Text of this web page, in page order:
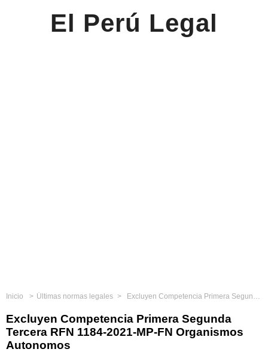
El Perú Legal
Inicio Últimas normas legales Excluyen Competencia Primera Segunda Tercera RFN 1184-2021-MP-FN Organismos Autonomos
Excluyen Competencia Primera Segunda
Tercera RFN 1184-2021-MP-FN Organismos
Autonomos